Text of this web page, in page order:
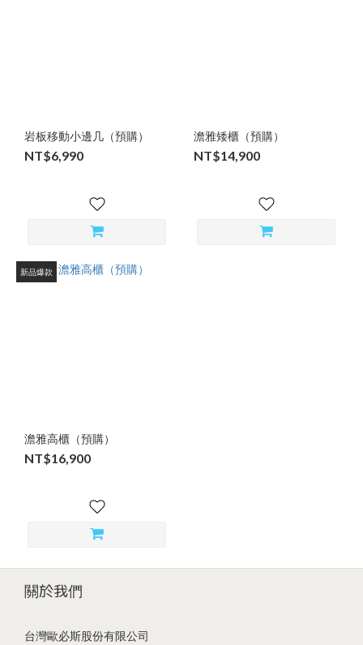
岩板移動小邊几（預購）
NT$6,990
澹雅矮櫃（預購）
NT$14,900
新品爆款
澹雅高櫃（預購）
NT$16,900
關於我們
台灣歐必斯股份有限公司